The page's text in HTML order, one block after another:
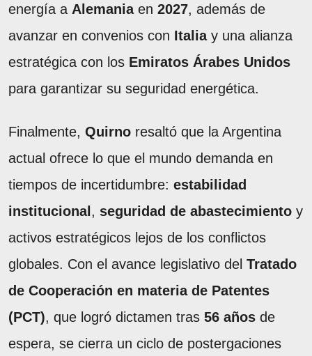
energía a Alemaniaen 2027, además de
avanzar en convenios con Italiay una alianza
estratégica con los Emiratos Árabes Unidos
para garantizar su seguridad energética.
Finalmente, Quirno resaltó que la Argentina
actual ofrece lo que el mundo demanda en
tiempos de incertidumbre: estabilidad
institucional , seguridad de abastecimiento y
activos estratégicos lejos de los conflictos
globales. Con el avance legislativo del Tratado
de Cooperación en materia de Patentes
(PCT), que logró dictamen tras 56 años de
espera, se cierra un ciclo de postergaciones